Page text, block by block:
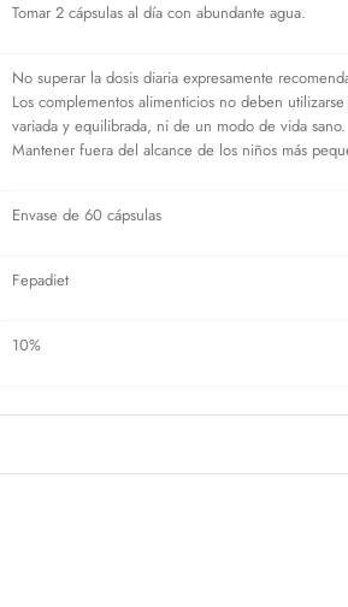
Tomar 2 cápsulas al día con abundante agua.
No superar la dosis diaria expresamente
Los complementos alimenticios no deben
variada y equilibrada, ni de un modo de vida sano.
Mantener fuera del alcance de los niños más
Envase de 60 cápsulas
Fepadiet
10%